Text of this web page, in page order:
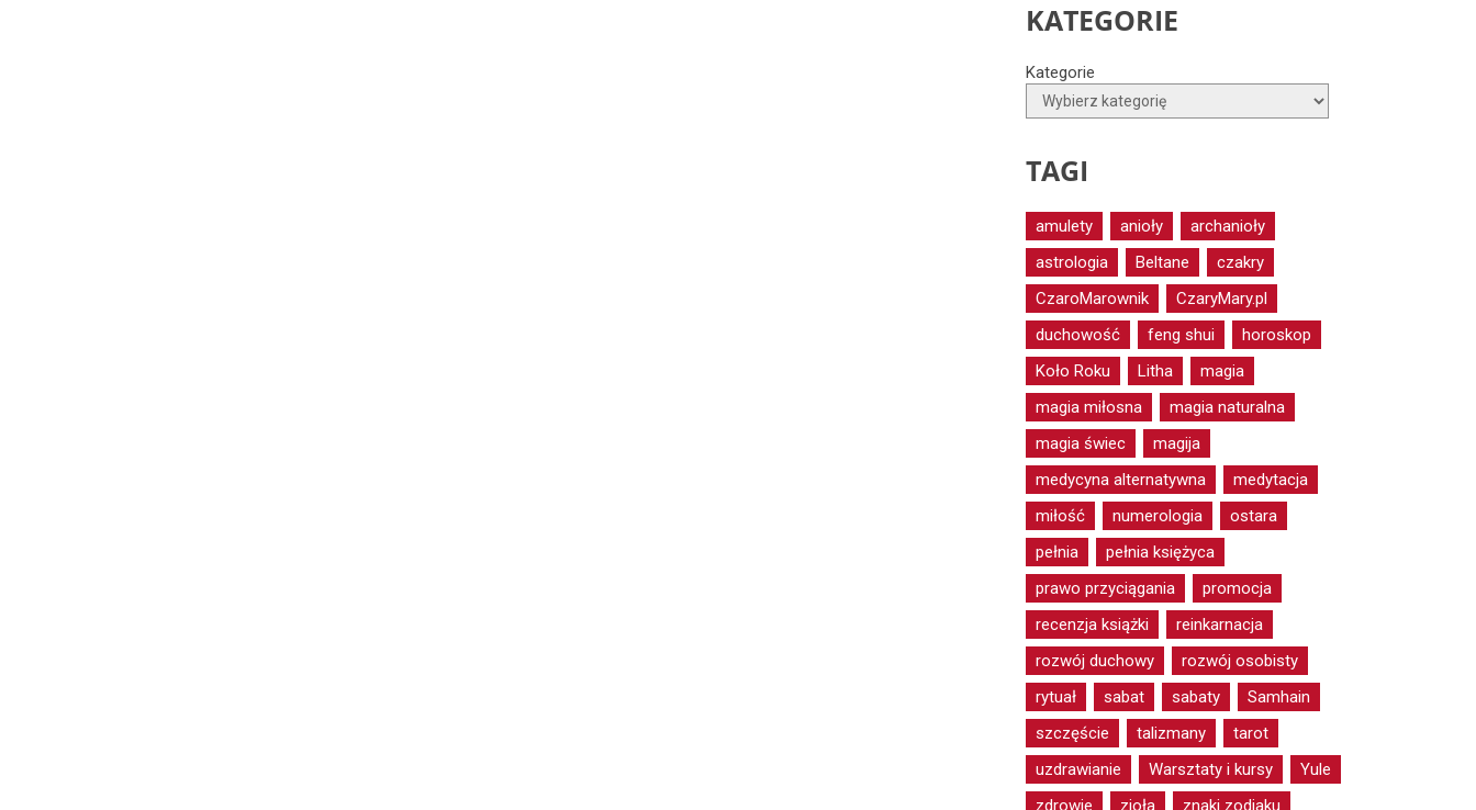
KATEGORIE
Kategorie
TAGI
amulety anioły
archanioły
astrologia
Beltane
czakry
CzaroMarownik
CzaryMary.pl
duchowość
feng shui
horoskop
Koło Roku
Litha
magia
magia miłosna
magia naturalna
magia świec
magija
medycyna alternatywna
medytacja
miłość
numerologia
ostara
pełnia
pełnia księżyca
prawo przyciągania
promocja
recenzja książki
reinkarnacja
rozwój duchowy
rozwój osobisty
rytuał
sabat sabaty
Samhain
szczęście
talizmany
tarot
uzdrawianie
Warsztaty i kursy
Yule
zdrowie
zioła znaki zodiaku